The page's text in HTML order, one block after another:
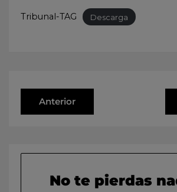
Tribunal-TAG Descarga
Anterior
No te pierdas